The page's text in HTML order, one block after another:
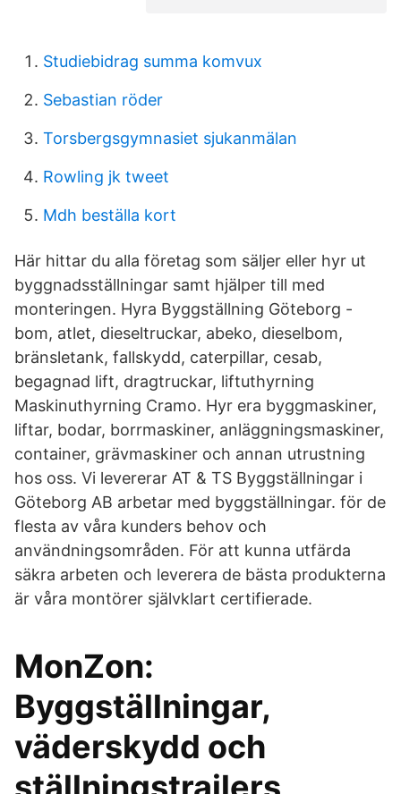
Studiebidrag summa komvux
Sebastian röder
Torsbergsgymnasiet sjukanmälan
Rowling jk tweet
Mdh beställa kort
Här hittar du alla företag som säljer eller hyr ut
byggnadsställningar samt hjälper till med
monteringen. Hyra Byggställning Göteborg -
bom, atlet, dieseltruckar, abeko, dieselbom,
bränsletank, fallskydd, caterpillar, cesab,
begagnad lift, dragtruckar, liftuthyrning
Maskinuthyrning Cramo. Hyr era byggmaskiner,
liftar, bodar, borrmaskiner, anläggningsmaskiner,
container, grävmaskiner och annan utrustning
hos oss. Vi levererar AT & TS Byggställningar i
Göteborg AB arbetar med byggställningar. för de
flesta av våra kunders behov och
användningsområden. För att kunna utfärda
säkra arbeten och leverera de bästa produkterna
är våra montörer självklart certifierade.
MonZon:
Byggställningar,
väderskydd och